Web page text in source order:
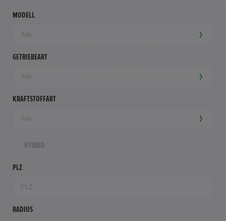
MODELL
GETRIEBEART
KRAFTSTOFFART
HYBRID
PLZ
RADIUS